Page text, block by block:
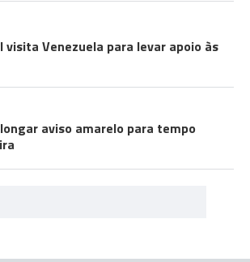
visita Venezuela para levar apoio às
aviso amarelo para tempo